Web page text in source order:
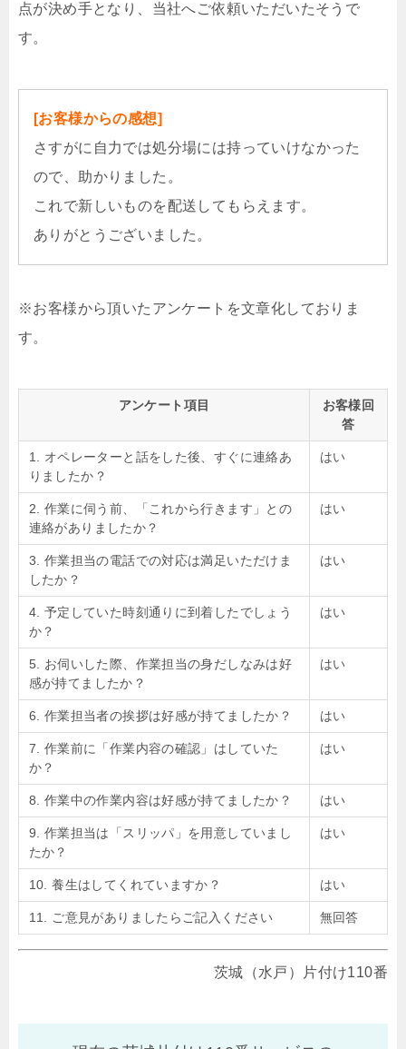
点が決め手となり、当社へご依頼いただいたそうで
す。
[お客様からの感想]
さすがに自力では処分場には持っていけなかった
ので、助かりました。
これで新しいものを配送してもらえます。
ありがとうございました。
※お客様から頂いたアンケートを文章化しておりま
す。
アンケート項目
お客様回
答
1. オペレーターと話をした後、すぐに連絡あ
りましたか？
はい
2. 作業に伺う前、「これから行きます」との
連絡がありましたか？
はい
3. 作業担当の電話での対応は満足いただけま
したか？
はい
4. 予定していた時刻通りに到着したでしょう
か？
はい
5. お伺いした際、作業担当の身だしなみは好
感が持てましたか？
はい
6. 作業担当者の挨拶は好感が持てましたか？ はい
7. 作業前に「作業内容の確認」はしていた
か？
はい
8. 作業中の作業内容は好感が持てましたか？ はい
9. 作業担当は「スリッパ」を用意していまし
たか？
はい
10. 養生はしてくれていますか？ はい
11. ご意見がありましたらご記入ください 無回答
茨城（水戸）片付け110番